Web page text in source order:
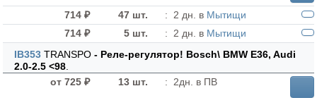
714 ₽ 47 шт. : 2 дн. в Мытищи
714 ₽
5 шт. : 2 дн. в Мытищи
IB353 TRANSPO - Реле-регулятор! Bosch\ BMW E36, Audi
2.0-2.5 <98.
от 725 ₽
13 шт. : 2дн. в ПВ